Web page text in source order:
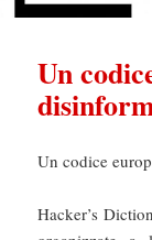
Un
Un codice
Hacker’s